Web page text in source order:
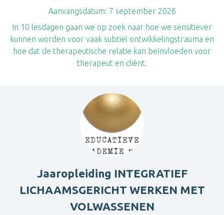
Aanvangsdatum: 7 september 2026
In 10 lesdagen gaan we op zoek naar hoe we sensitiever
kunnen worden voor vaak subtiel ontwikkelingstrauma en
hoe dat de therapeutische relatie kan beïnvloeden voor
therapeut en cliënt.
Jaaropleiding INTEGRATIEF
LICHAAMSGERICHT WERKEN MET
VOLWASSENEN